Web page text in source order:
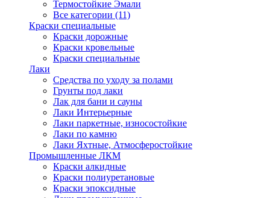
Термостойкие Эмали
Все категории (11)
Краски специальные
Краски дорожные
Краски кровельные
Краски специальные
Лаки
Cредства по уходу за полами
Грунты под лаки
Лак для бани и сауны
Лаки Интерьерные
Лаки паркетные, износостойкие
Лаки по камню
Лаки Яхтные, Атмосферостойкие
Промышленные ЛКМ
Краски алкидные
Краски полиуретановые
Краски эпоксидные